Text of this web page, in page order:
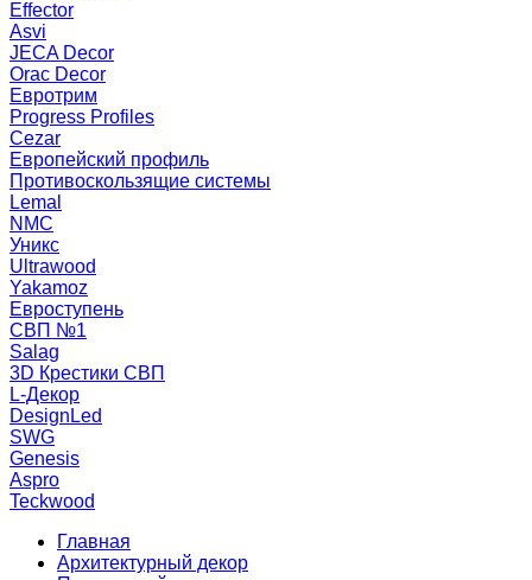
Effector
Asvi
JECA Decor
Orac Decor
Евротрим
Progress Profiles
Cezar
Европейский профиль
Противоскользящие системы
Lemal
NMC
Уникс
Ultrawood
Yakamoz
Евроступень
СВП №1
Salag
3D Крестики СВП
L-Декор
DesignLed
SWG
Genesis
Aspro
Teckwood
Главная
Архитектурный декор